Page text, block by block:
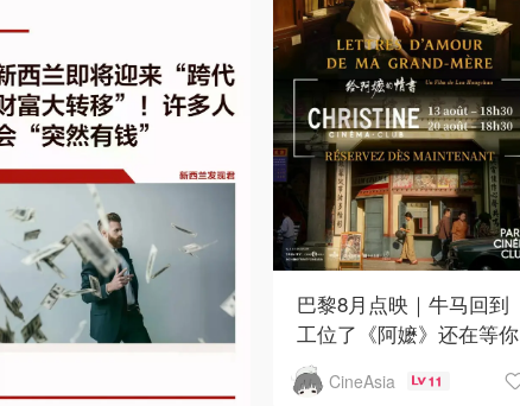
巴黎8月点映｜牛马回到
工位了《阿嬷》还在等你
CineAsia 11